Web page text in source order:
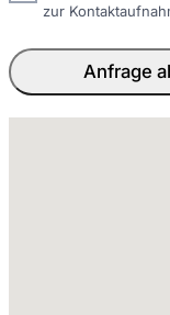
zur
Anfrage